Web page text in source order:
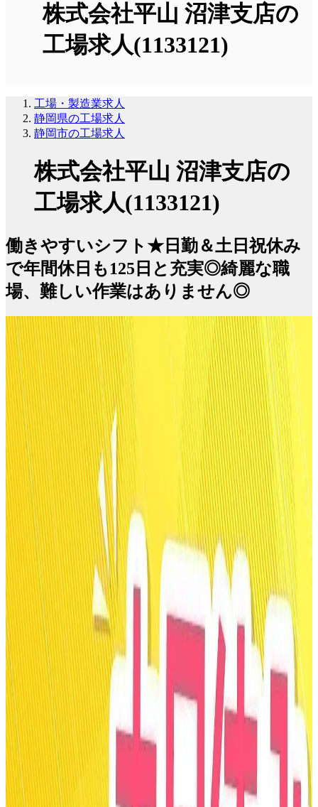
株式会社平山 沼津支店の
工場求人(1133121)
工場・製造業求人
静岡県の工場求人
静岡市の工場求人
株式会社平山 沼津支店の
工場求人(1133121)
働きやすいシフト★日勤＆土日祝休み
で年間休日も125日と充実◎綺麗な職
場、難しい作業はありません◎